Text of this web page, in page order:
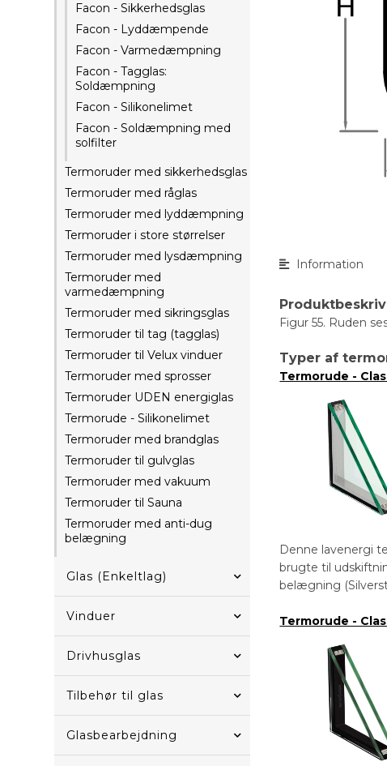
Facon - Sikkerhedsglas
Facon - Lyddæmpende
Facon - Varmedæmpning
Facon - Tagglas:
Soldæmpning
Facon - Silikonelimet
Facon - Soldæmpning med
solfilter
Termoruder med sikkerhedsglas
Termoruder med råglas
Termoruder med lyddæmpning
Termoruder i store størrelser
Termoruder med lysdæmpning
Termoruder med
varmedæmpning
Termoruder med sikringsglas
Termoruder til tag (tagglas)
Termoruder til Velux vinduer
Termoruder med sprosser
Termoruder UDEN energiglas
Termorude - Silikonelimet
Termoruder med brandglas
Termoruder til gulvglas
Termoruder med vakuum
Termoruder til Sauna
Termoruder med anti-dug
belægning
Glas (Enkeltlag)
Vinduer
Drivhusglas
Tilbehør til glas
Glasbearbejdning
Information
Figur 55. Ruden
Typer af
Termorude -
Denne lavenergi
brugte til
belægning
Termorude -